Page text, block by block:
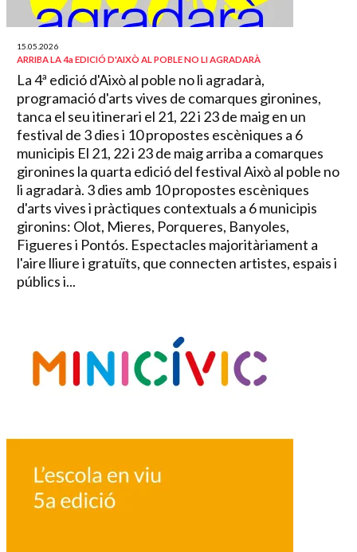
15.05.2026
ARRIBA LA 4a EDICIÓ D'AIXÒ AL POBLE NO LI AGRADARÀ
La 4ª edició d'Això al poble no li agradarà,
programació d'arts vives de comarques gironines,
tanca el seu itinerari el 21, 22 i 23 de maig en un
festival de 3 dies i 10 propostes escèniques a 6
municipis El 21, 22 i 23 de maig arriba a comarques
gironines la quarta edició del festival Això al poble no
li agradarà. 3 dies amb 10 propostes escèniques
d'arts vives i pràctiques contextuals a 6 municipis
gironins: Olot, Mieres, Porqueres, Banyoles,
Figueres i Pontós. Espectacles majoritàriament a
l'aire lliure i gratuïts, que connecten artistes, espais i
públics i...